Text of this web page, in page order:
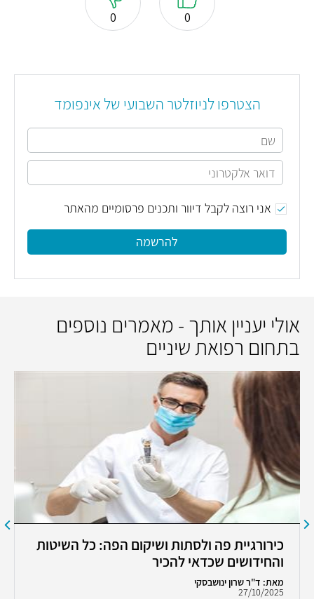
0
0
הצטרפו לניוזלטר השבועי של אינפומד
אני רוצה לקבל דיוור ותכנים פרסומיים מהאתר
להרשמה
אולי יעניין אותך - מאמרים נוספים
בתחום רפואת שיניים
כירורגיית פה ולסתות ושיקום הפה: כל השיטות
והחידושים שכדאי להכיר
מאת: ד"ר שרון ינושבסקי
27/10/2025